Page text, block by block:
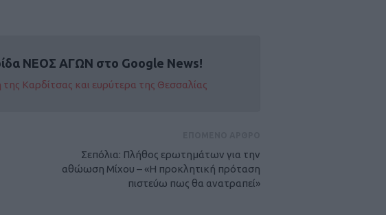
ΝΕΟΣ ΑΓΩΝ στο Google News!
της Καρδίτσας και ευρύτερα της Θεσσαλίας
Σεπόλια: Πλήθος ερωτημάτων για την
αθώωση Μίχου – «Η προκλητική πρόταση
πιστεύω πως θα ανατραπεί»